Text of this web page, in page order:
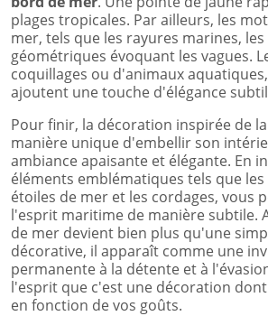
plages tropicales. Par ailleurs, les
mer, tels que les rayures marines,
géométriques évoquant les vagues.
coquillages ou d'animaux
ajoutent une touche d'élégance
Pour finir, la décoration inspirée de
manière unique d'embellir son
ambiance apaisante et élégante. En
éléments emblématiques tels que les
étoiles de mer et les cordages, vous
l'esprit maritime de manière subtile.
de mer devient bien plus qu'une
décorative, il apparaît comme une
permanente à la détente et à
l'esprit que c'est une décoration
en fonction de vos goûts.